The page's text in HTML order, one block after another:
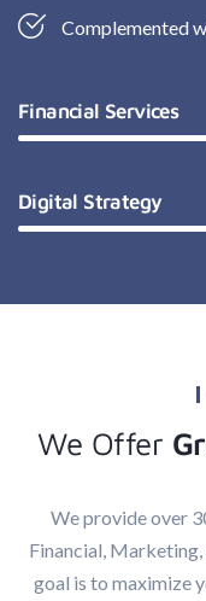
Complemented
Financial Services
Digital Strategy
We Offer
We provide over
Financial, Marketing,
goal is to maximize